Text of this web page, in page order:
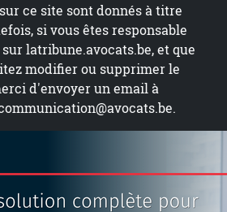
ce site sont donnés à titre
si vous êtes responsable
surlatribune.avocats.be, et que
modifier ou supprimer le
d'envoyer un email à
.